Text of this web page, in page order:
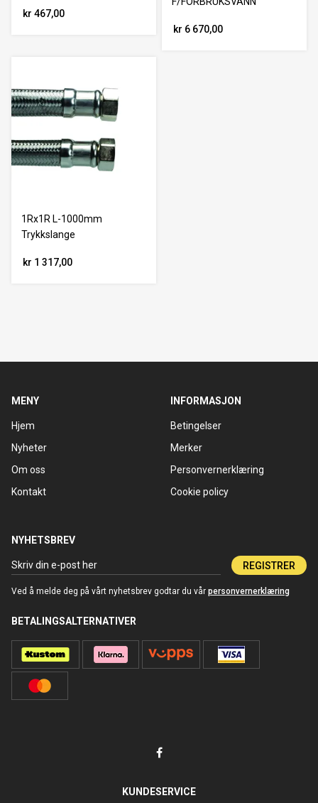
kr 467,00
kr 6 670,00
1Rx1R L-1000mm
Trykkslange
kr 1 317,00
MENY
Hjem
Nyheter
Om oss
Kontakt
INFORMASJON
Betingelser
Merker
Personvernerklæring
Cookie policy
NYHETSBREV
REGISTRER
Ved å melde deg på vårt nyhetsbrev godtar du vår personvernerklæring
BETALINGSALTERNATIVER
KUNDESERVICE